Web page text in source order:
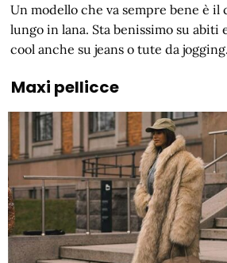
Un modello che va sempre bene è il
lungo in lana. Sta benissimo su abiti
cool anche su jeans o tute da jogging.
Maxi pellicce